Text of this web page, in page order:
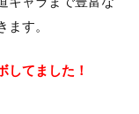
す。
してました！